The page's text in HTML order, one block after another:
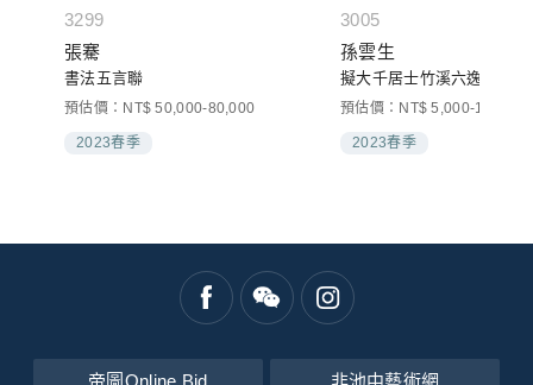
3299
張騫
書法五言聯
預估價：NT$ 50,000-80,000
2023春季
3005
孫雲生
擬大千居士竹溪六逸圖
預估價：NT$ 5,000-10,000
2023春季
帝圖Online Bid 非池中藝術網